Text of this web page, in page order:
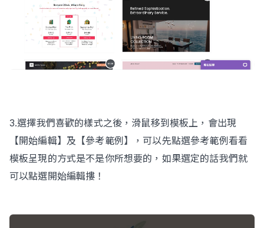
3.選擇我們喜歡的樣式之後，滑鼠移到模板上，會出現
【開始編輯】及【參考範例】，可以先點選參考範例看看
模板呈現的方式是不是你所想要的，如果選定的話我們就
可以點選開始編輯摟！